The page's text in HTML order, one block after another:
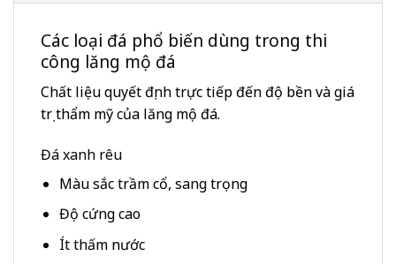
Các loại đá phổ biến dùng trong thi
công lăng mộ đá
Chất liệu quyết định trực tiếp đến độ bền và giá
trị thẩm mỹ của lăng mộ đá.
Đá xanh rêu
Màu sắc trầm cổ, sang trọng
Độ cứng cao
Ít thấm nước